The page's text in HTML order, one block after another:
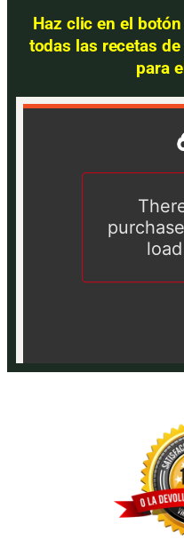
Haz clic en el
todas las recetas
para